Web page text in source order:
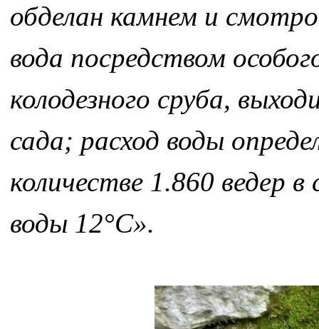
обделан камнем и
вода посредством
колодезного сруба,
сада; расход воды
количестве 1.860 ведер
воды 12°С».